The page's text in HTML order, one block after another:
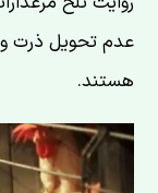
عدم تحویل ذرت
هستند.